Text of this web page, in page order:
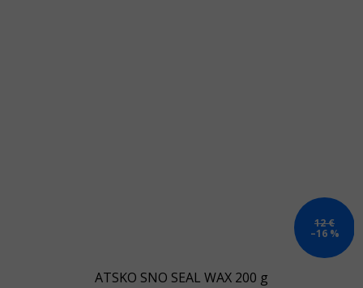
12 €
–16 %
ATSKO SNO SEAL WAX 200 g